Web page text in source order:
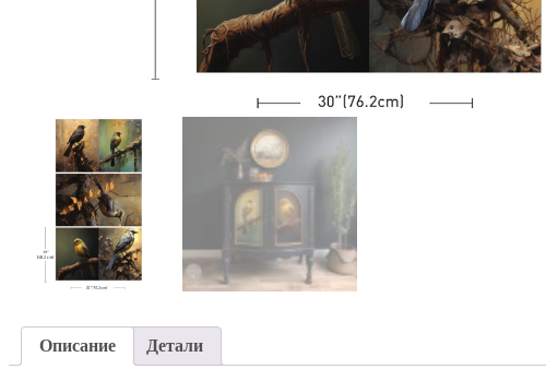
Описание Детали